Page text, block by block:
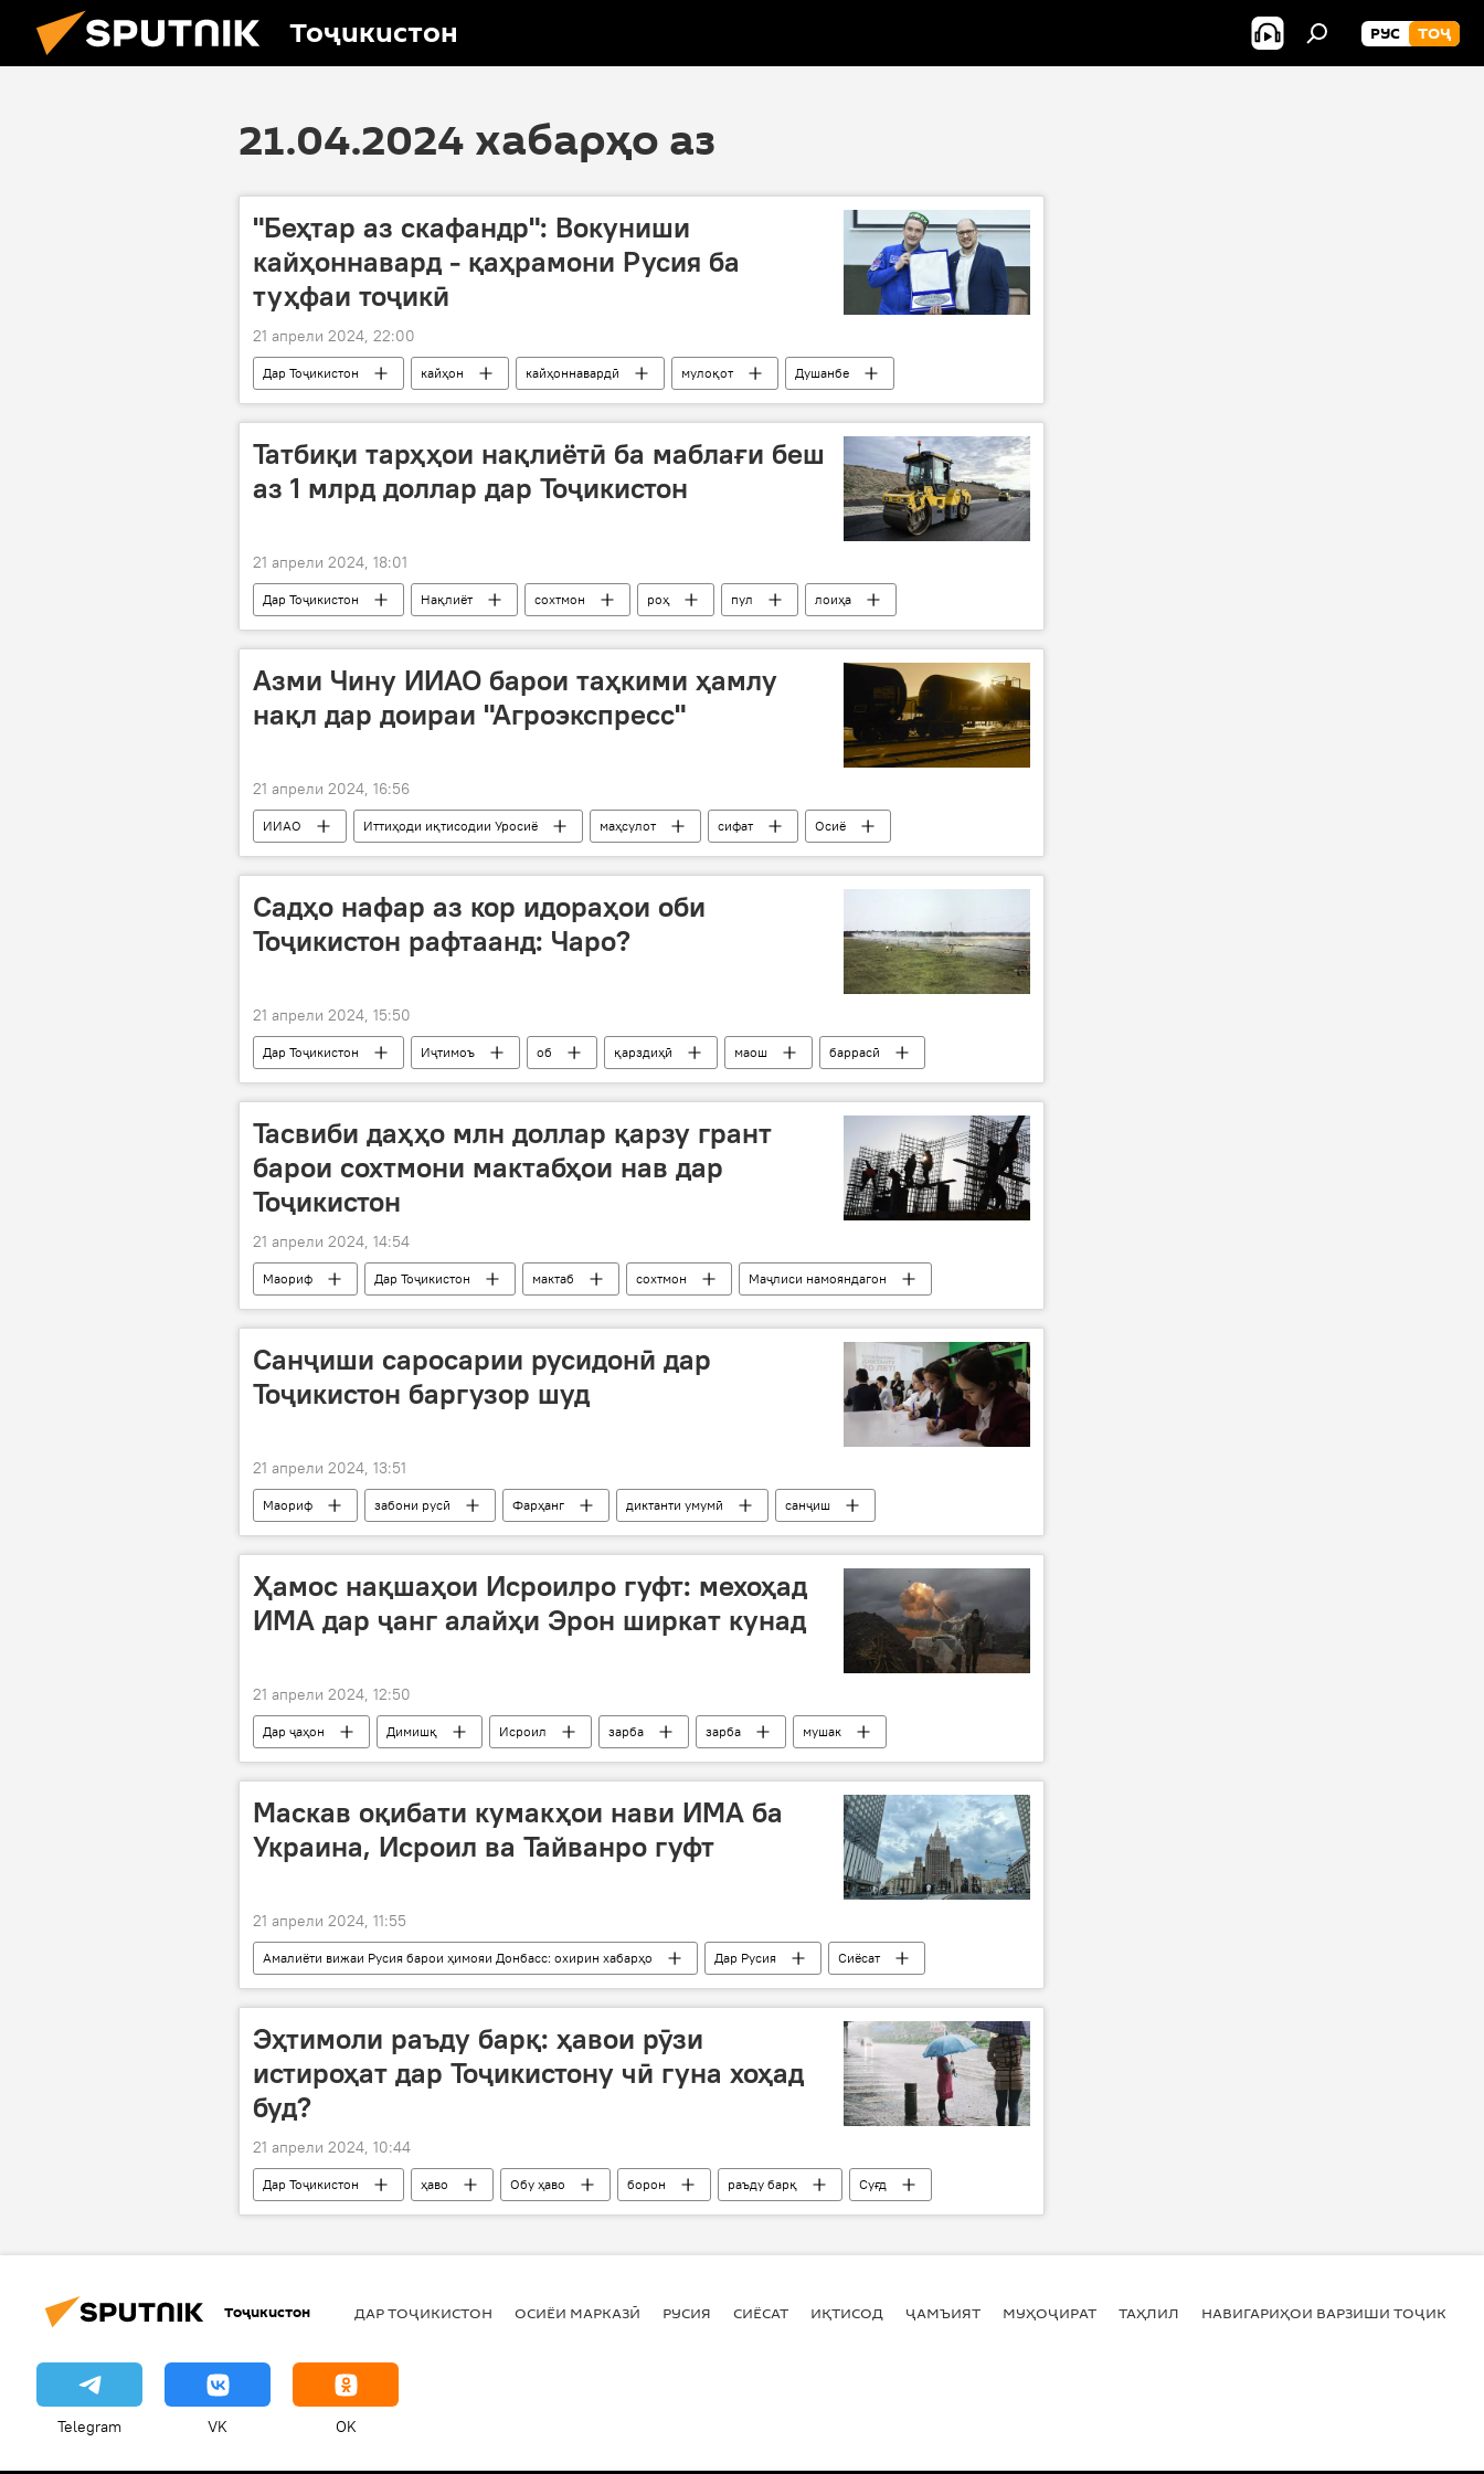
Тоҷикистон РУС ТОҶ
21.04.2024 хабарҳо аз
"Беҳтар аз скафандр": Вокуниши
кайҳоннавард - қаҳрамони Русия ба
туҳфаи тоҷикӣ
21 апрели 2024, 22:00
Дар Тоҷикистон кайҳон кайҳоннавардӣ мулоқот
Душанбе
боздид
Татбиқи тарҳҳои нақлиётӣ ба маблағи беш
аз 1 млрд доллар дар Тоҷикистон
21 апрели 2024, 18:01
Дар Тоҷикистон Нақлиёт сохтмон роҳ пул
лоиҳа
сармоя
Азми Чину ИИАО барои таҳкими ҳамлу
нақл дар доираи "Агроэкспресс"
21 апрели 2024, 16:56
ИИАО Иттиҳоди иқтисодии Уросиё маҳсулот сифат
Осиё
Чин
Нақлиёт
Садҳо нафар аз кор идораҳои оби
Тоҷикистон рафтаанд: Чаро?
21 апрели 2024, 15:50
Дар Тоҷикистон Иҷтимоъ об қарздиҳӣ маош
баррасӣ
Суғд
Тасвиби даҳҳо млн доллар қарзу грант
барои сохтмони мактабҳои нав дар
Тоҷикистон
21 апрели 2024, 14:54
Маориф Дар Тоҷикистон мактаб сохтмон
Маҷлиси намояндагон
парлумон
Санҷиши саросарии русидонӣ дар
Тоҷикистон баргузор шуд
21 апрели 2024, 13:51
Маориф забони русӣ Фарҳанг диктанти умумӣ
санҷиш
Россотрудничество
Дар Тоҷикистон
Ҳамос нақшаҳои Исроилро гуфт: мехоҳад
ИМА дар ҷанг алайҳи Эрон ширкат кунад
21 апрели 2024, 12:50
Дар ҷаҳон Димишқ Исроил зарба зарба
мушак
Ҳамос
Эрон Амният ва мудофиа
Маскав оқибати кумакҳои нави ИМА ба
Украина, Исроил ва Тайванро гуфт
21 апрели 2024, 11:55
Амалиёти вижаи Русия барои ҳимояи Донбасс: охирин хабарҳо Дар Русия
Сиёсат
Амният ва мудофиа
Украина низомӣ ИМА доллар
Эҳтимоли раъду барқ: ҳавои рӯзи
истироҳат дар Тоҷикистону чӣ гуна хоҳад
буд?
21 апрели 2024, 10:44
Дар Тоҷикистон ҳаво Обу ҳаво борон раъду барқ
Суғд
ВМКБ
Хатлон Душанбе
Тоҷикистон ДАР ТОҶИКИСТОН ОСИЁИ МАРКАЗӢ РУСИЯ СИЁСАТ ИҚТИСОД ҶАМЪИЯТ МУҲОҶИРАТ ТАҲЛИЛ НАВИГАРИҲОИ ВАРЗИШИ
Telegram VK OK